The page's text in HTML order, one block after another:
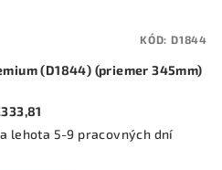
(D1844) (priemer 345mm)
lehota 5-9 pracovných dní
KÓD: D1844